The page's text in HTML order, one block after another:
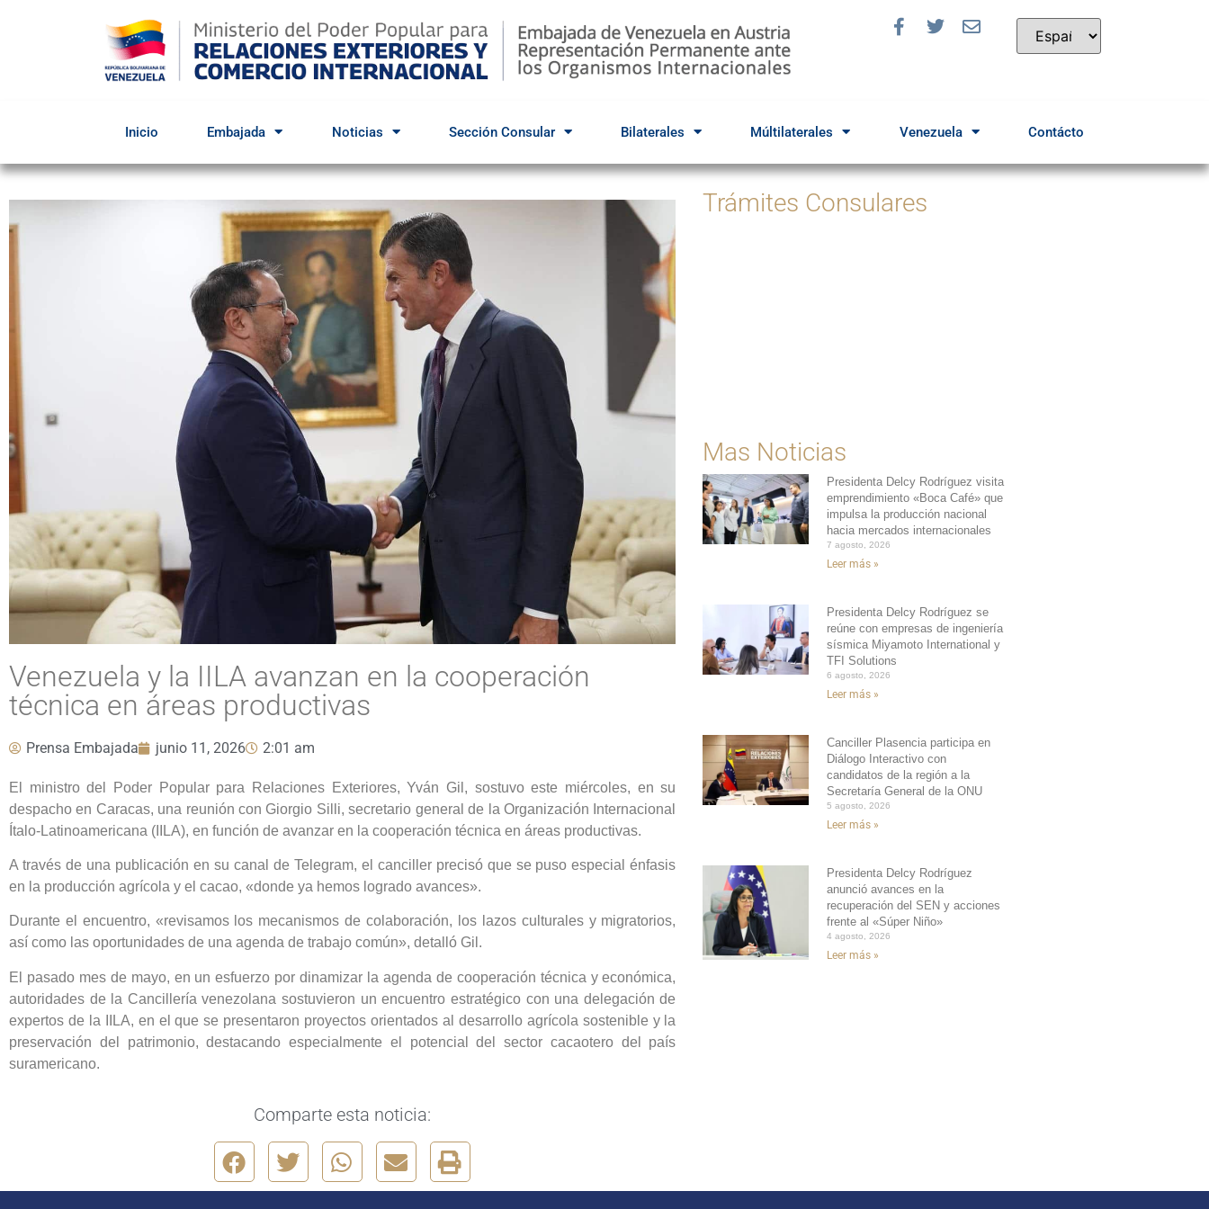
Inicio Embajada Noticias Sección Consular Bilaterales Múltilaterales Venezuela Contácto
Venezuela y la IILA avanzan en la cooperación
técnica en áreas productivas
Prensa Embajada junio 11, 2026 2:01 am
El ministro del Poder Popular para Relaciones Exteriores, Yván Gil, sostuvo este miércoles, en su
despacho en Caracas, una reunión con Giorgio Silli, secretario general de la Organización Internacional
Ítalo-Latinoamericana (IILA), en función de avanzar en la cooperación técnica en áreas productivas.
A través de una publicación en su canal de Telegram, el canciller precisó que se puso especial énfasis
en la producción agrícola y el cacao, «donde ya hemos logrado avances».
Durante el encuentro, «revisamos los mecanismos de colaboración, los lazos culturales y migratorios,
así como las oportunidades de una agenda de trabajo común», detalló Gil.
El pasado mes de mayo, en un esfuerzo por dinamizar la agenda de cooperación técnica y económica,
autoridades de la Cancillería venezolana sostuvieron un encuentro estratégico con una delegación de
expertos de la IILA, en el que se presentaron proyectos orientados al desarrollo agrícola sostenible y la
preservación del patrimonio, destacando especialmente el potencial del sector cacaotero del país
suramericano.
Comparte esta noticia:
Trámites Consulares
Mas Noticias
Presidenta Delcy Rodríguez visita
emprendimiento «Boca Café» que
impulsa la producción nacional
hacia mercados internacionales
7 agosto, 2026
Leer más »
Presidenta Delcy Rodríguez se
reúne con empresas de ingeniería
sísmica Miyamoto International y
TFI Solutions
6 agosto, 2026
Leer más »
Canciller Plasencia participa en
Diálogo Interactivo con
candidatos de la región a la
Secretaría General de la ONU
5 agosto, 2026
Leer más »
Presidenta Delcy Rodríguez
anunció avances en la
recuperación del SEN y acciones
frente al «Súper Niño»
4 agosto, 2026
Leer más »